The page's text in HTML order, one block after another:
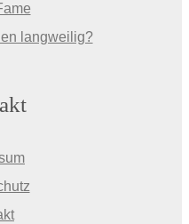
langweilig?